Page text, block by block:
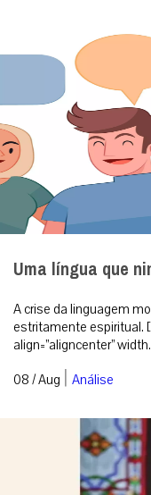
Uma língua que
A crise da linguagem
estritamente espiritual.
align=”aligncenter”
08 / Aug | Análise